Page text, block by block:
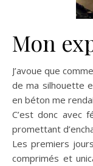
Mon
J’avoue que
de ma silhouette
en béton me
C’est donc avec
promettant
Les premiers
comprimés et